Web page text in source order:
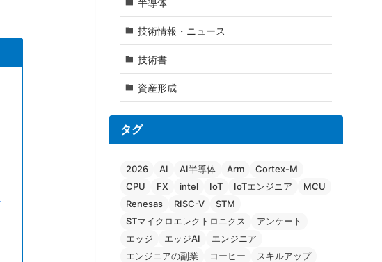
技術情報・ニュース
技術書
資産形成
タグ
2026 AI AI半導体 Arm
Cortex-M
CPU
FX intel IoT IoTエンジニア
MCU
Renesas
RISC-V
STM
STマイクロエレクトロニクス
アンケート
エッジ
エッジAI
エンジニア
エンジニアの副業
コーヒー
スキルアップ